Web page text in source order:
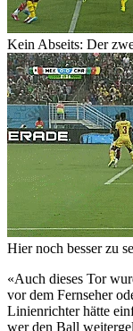
Kein Abseits: Der
Hier noch besser zu
«Auch dieses Tor
vor dem Fernseher
Linienrichter hätte
wer den Ball